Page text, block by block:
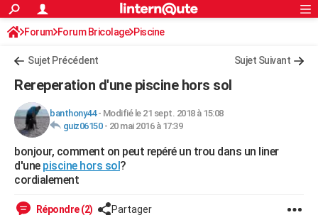
ACTUALITÉS
Politique
Société
Faits Divers
Education
Monde
Villes
+
FINANCE
Retraite
Impôts
Epargne
Immobilier
Risques naturels par ville
Banque
Assurance
Crédit
AUTO
Essais
Réserver un essai
Citadines
Berlines
SUV
Forum auto
+HIGH-TECH
Mobiles
Meilleur smartphone
Internet
Ordinateurs
Jeux vidéo
Guide high-tech
+
S'inscrire
Connexion
Forum Forum Bricolage Piscine
Sujet Précédent Sujet Suivant
Rereperation d'une piscine hors sol
banthony44- Modifié le 21 sept. 2018 à 15:08
guiz06150- 20 mai 2016 à 17:39
bonjour, comment on peut repéré un trou dans un liner
d'une piscine hors sol?
cordialement
Répondre (2) Partager